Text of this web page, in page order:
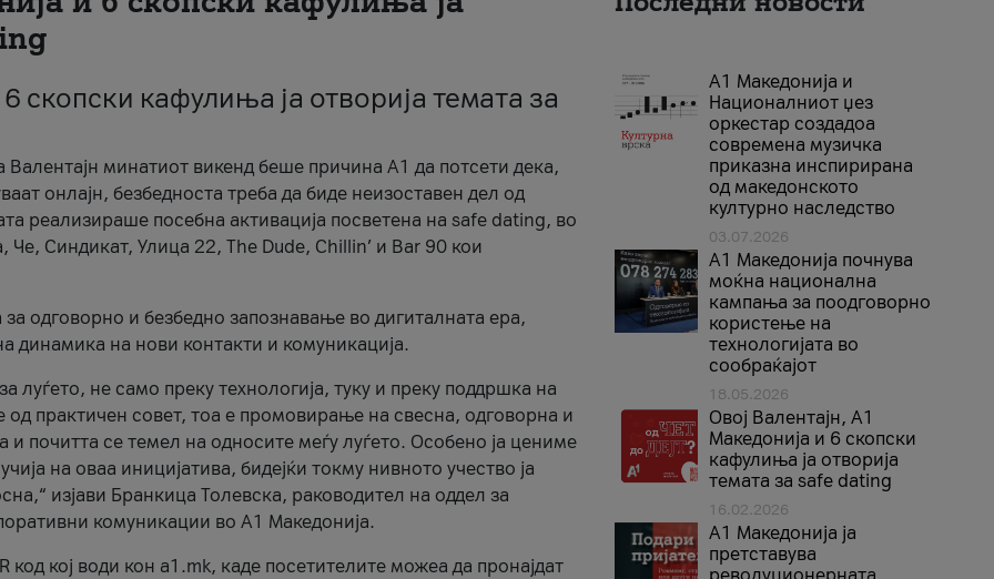
скопски кафулиња ја отворија темата за
минатиот викенд беше причина А1 да потсети дека,
онлајн, безбедноста треба да биде неизоставен дел од
реализираше посебна активација посветена на safe dating, во
Синдикат, Улица 22, The Dude, Chillin’ и Bar 90 кои
одговорно и безбедно запознавање во дигиталната ера,
динамика на нови контакти и комуникација.
луѓето, не само преку технологија, туку и преку поддршка на
практичен совет, тоа е промовирање на свесна, одговорна и
и почитта се темел на односите меѓу луѓето. Особено ја цениме
на оваа иницијатива, бидејќи токму нивното учество ја
изјави Бранкица Толевска, раководител на оддел за
комуникации во А1 Македонија.
кој води кон a1.mk, каде посетителите можеа да пронајдат
А1 Македонија и
Националниот џез
оркестар создадоа
современа музичка
приказна инспирирана
од македонското
културно наследство
03.07.2026
A1 Македонија почнува
моќна национална
кампања за поодговорно
користење на
технологијата во
сообраќајот
18.05.2026
Овој Валентајн, A1
Македонија и 6 скопски
кафулиња ја отворија
темата за safe dating
16.02.2026
А1 Македонија ја
претставува
револуционерната